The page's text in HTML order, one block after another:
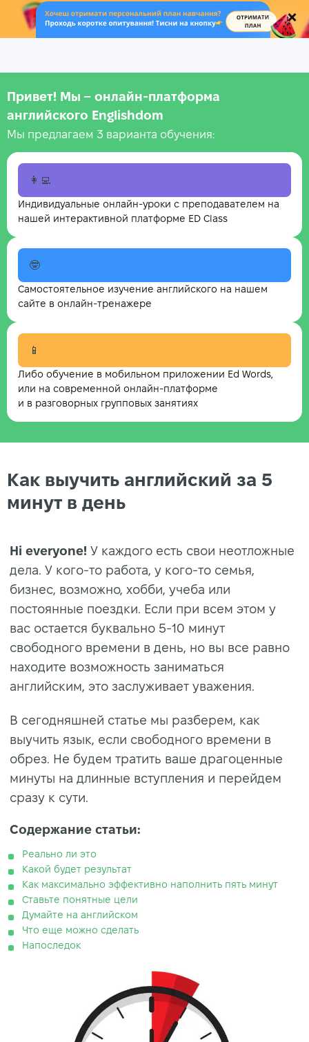
.
Привет! Мы – онлайн‑платформа
английского Englishdom
Мы предлагаем 3 варианта обучения:
👩‍💻
Индивидуальные онлайн-уроки с преподавателем на
нашей интерактивной платформе ED Class
🤓
Самостоятельное изучение английского на нашем
сайте в онлайн-тренажере
📱
Либо обучение в мобильном приложении Ed Words,
или на современной онлайн-платформе
и в разговорных групповых занятиях
Как выучить английский за 5
минут в день
Hi everyone! У каждого есть свои неотложные
дела. У кого-то работа, у кого-то семья,
бизнес, возможно, хобби, учеба или
постоянные поездки. Если при всем этом у
вас остается буквально 5-10 минут
свободного времени в день, но вы все равно
находите возможность заниматься
английским, это заслуживает уважения.
В сегодняшней статье мы разберем, как
выучить язык, если свободного времени в
обрез. Не будем тратить ваше драгоценные
минуты на длинные вступления и перейдем
сразу к сути.
Содержание статьи:
Реально ли это
Какой будет результат
Как максимально эффективно наполнить пять минут
Ставьте понятные цели
Думайте на английском
Что еще можно сделать
Напоследок